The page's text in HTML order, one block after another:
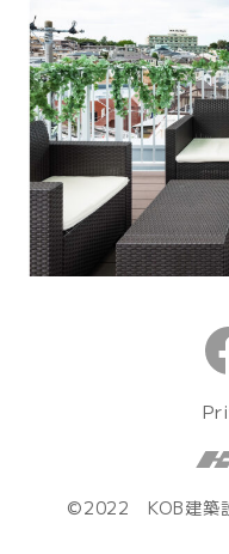
©2022 KOB建築